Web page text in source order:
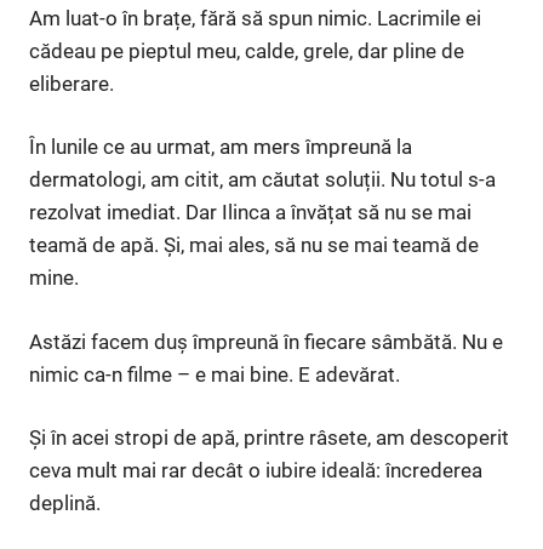
Am luat-o în brațe, fără să spun nimic. Lacrimile ei
cădeau pe pieptul meu, calde, grele, dar pline de
eliberare.
În lunile ce au urmat, am mers împreună la
dermatologi, am citit, am căutat soluții. Nu totul s-a
rezolvat imediat. Dar Ilinca a învățat să nu se mai
teamă de apă. Și, mai ales, să nu se mai teamă de
mine.
Astăzi facem duș împreună în fiecare sâmbătă. Nu e
nimic ca-n filme – e mai bine. E adevărat.
Și în acei stropi de apă, printre râsete, am descoperit
ceva mult mai rar decât o iubire ideală: încrederea
deplină.